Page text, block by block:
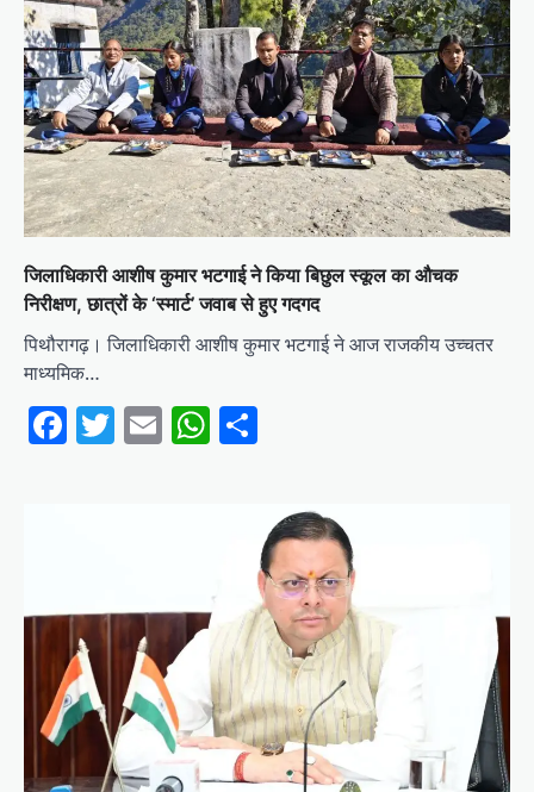
जिलाधिकारी आशीष कुमार भटगाई ने किया बिछुल स्कूल का औचक
निरीक्षण, छात्रों के ‘स्मार्ट’ जवाब से हुए गदगद
पिथौरागढ़। जिलाधिकारी आशीष कुमार भटगाई ने आज राजकीय उच्चतर
माध्यमिक…
Facebook
Twitter
EmailWhatsApp